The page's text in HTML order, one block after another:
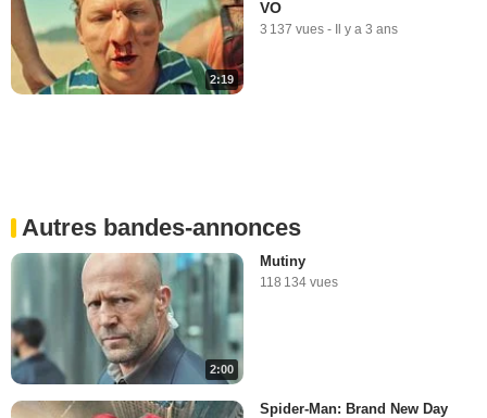
2:19
VO
3 137 vues - Il y a 3 ans
Autres bandes-annonces
2:00
Mutiny
118 134 vues
Spider-Man: Brand New Day